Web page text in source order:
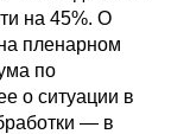
на 45%. О
пленарном
по
о ситуации в
— в